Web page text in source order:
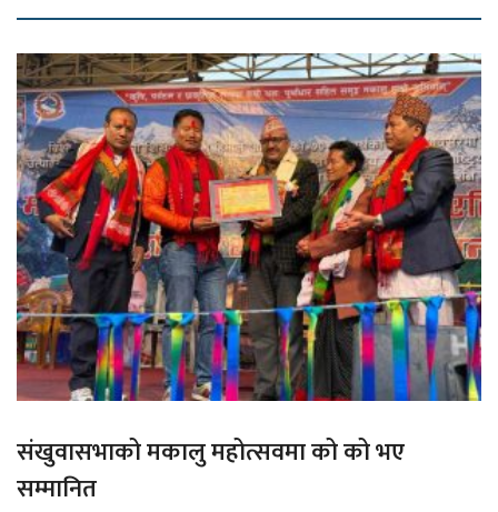
संखुवासभाको मकालु महोत्सवमा को को भए
सम्मानित